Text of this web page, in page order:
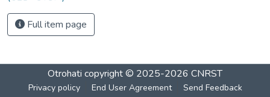
Full item page
Otrohati copyright © 2025-2026 CNRST
Privacy policy End User Agreement Send Feedback